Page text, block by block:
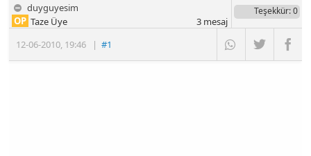
duyguyesim
12-06-2010, 19:46 |#1
OP Taze Üye
Teşekkür: 0
3mesaj